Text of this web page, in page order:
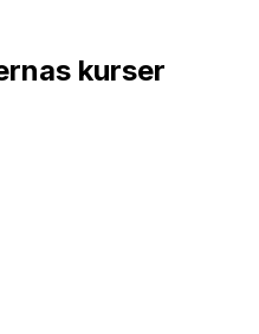
kurser